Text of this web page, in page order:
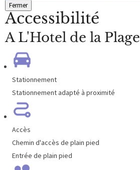
Fermer
Accessibilité
A L'Hotel de la Plage
Stationnement
Stationnement adapté à proximité
Accès
Chemin d'accès de plain pied
Entrée de plain pied